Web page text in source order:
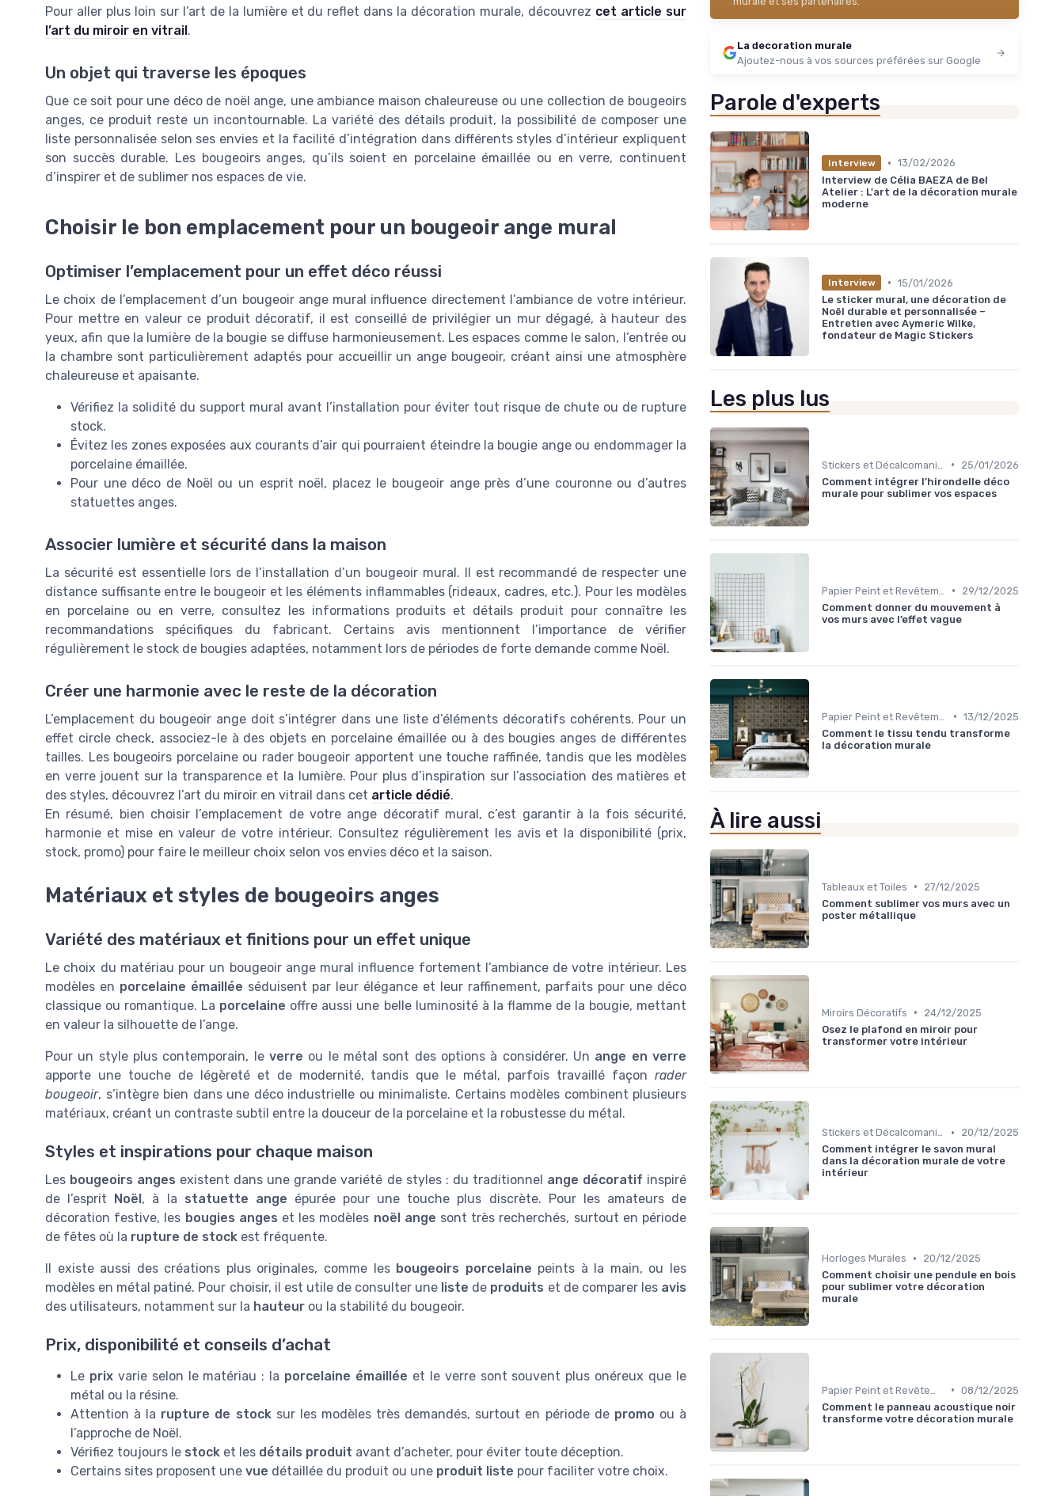
Pour aller plus loin sur l’art de la lumière et du reflet dans la décoration murale, découvrez cet article sur
l’art du miroir en vitrail.
Un objet qui traverse les époques
Que ce soit pour une déco de noël ange, une ambiance maison chaleureuse ou une collection de bougeoirs
anges, ce produit reste un incontournable. La variété des détails produit, la possibilité de composer une
liste personnalisée selon ses envies et la facilité d’intégration dans différents styles d’intérieur expliquent
son succès durable. Les bougeoirs anges, qu’ils soient en porcelaine émaillée ou en verre, continuent
d’inspirer et de sublimer nos espaces de vie.
Choisir le bon emplacement pour un bougeoir ange mural
Optimiser l’emplacement pour un effet déco réussi
Le choix de l’emplacement d’un bougeoir ange mural influence directement l’ambiance de votre intérieur.
Pour mettre en valeur ce produit décoratif, il est conseillé de privilégier un mur dégagé, à hauteur des
yeux, afin que la lumière de la bougie se diffuse harmonieusement. Les espaces comme le salon, l’entrée ou
la chambre sont particulièrement adaptés pour accueillir un ange bougeoir, créant ainsi une atmosphère
chaleureuse et apaisante.
Vérifiez la solidité du support mural avant l’installation pour éviter tout risque de chute ou de rupture
stock.
Évitez les zones exposées aux courants d’air qui pourraient éteindre la bougie ange ou endommager la
porcelaine émaillée.
Pour une déco de Noël ou un esprit noël, placez le bougeoir ange près d’une couronne ou d’autres
statuettes anges.
Associer lumière et sécurité dans la maison
La sécurité est essentielle lors de l’installation d’un bougeoir mural. Il est recommandé de respecter une
distance suffisante entre le bougeoir et les éléments inflammables (rideaux, cadres, etc.). Pour les modèles
en porcelaine ou en verre, consultez les informations produits et détails produit pour connaître les
recommandations spécifiques du fabricant. Certains avis mentionnent l’importance de vérifier
régulièrement le stock de bougies adaptées, notamment lors de périodes de forte demande comme Noël.
Créer une harmonie avec le reste de la décoration
L’emplacement du bougeoir ange doit s’intégrer dans une liste d’éléments décoratifs cohérents. Pour un
effet circle check, associez-le à des objets en porcelaine émaillée ou à des bougies anges de différentes
tailles. Les bougeoirs porcelaine ou rader bougeoir apportent une touche raffinée, tandis que les modèles
en verre jouent sur la transparence et la lumière. Pour plus d’inspiration sur l’association des matières et
des styles, découvrez l’art du miroir en vitrail dans cet article dédié.
En résumé, bien choisir l’emplacement de votre ange décoratif mural, c’est garantir à la fois sécurité,
harmonie et mise en valeur de votre intérieur. Consultez régulièrement les avis et la disponibilité (prix,
stock, promo) pour faire le meilleur choix selon vos envies déco et la saison.
Matériaux et styles de bougeoirs anges
Variété des matériaux et finitions pour un effet unique
Le choix du matériau pour un bougeoir ange mural influence fortement l’ambiance de votre intérieur. Les
modèles en porcelaine émaillée séduisent par leur élégance et leur raffinement, parfaits pour une déco
classique ou romantique. La porcelaine offre aussi une belle luminosité à la flamme de la bougie, mettant
en valeur la silhouette de l’ange.
Pour un style plus contemporain, le verre ou le métal sont des options à considérer. Un ange en verre
apporte une touche de légèreté et de modernité, tandis que le métal, parfois travaillé façon rader
bougeoir, s’intègre bien dans une déco industrielle ou minimaliste. Certains modèles combinent plusieurs
matériaux, créant un contraste subtil entre la douceur de la porcelaine et la robustesse du métal.
Styles et inspirations pour chaque maison
Les bougeoirs anges existent dans une grande variété de styles : du traditionnel ange décoratif inspiré
de l’esprit Noël, à la statuette ange épurée pour une touche plus discrète. Pour les amateurs de
décoration festive, les bougies anges et les modèles noël ange sont très recherchés, surtout en période
de fêtes où la rupture de stock est fréquente.
Il existe aussi des créations plus originales, comme les bougeoirs porcelaine peints à la main, ou les
modèles en métal patiné. Pour choisir, il est utile de consulter une liste de produits et de comparer les avis
des utilisateurs, notamment sur la hauteur ou la stabilité du bougeoir.
Prix, disponibilité et conseils d’achat
Le prixvarie selon le matériau : la porcelaine émaillée et le verre sont souvent plus onéreux que le
métal ou la résine.
Attention à la rupture de stocksur les modèles très demandés, surtout en période de promo ou à
l’approche de Noël.
Vérifiez toujours le stock et les détails produit avant d’acheter, pour éviter toute déception.
Certains sites proposent une vue détaillée du produit ou une produit liste pour faciliter votre choix.
La decoration murale
Ajoutez-nous à vos sources préférées sur Google
Parole d'experts
Interview • 13/02/2026
Interview de Célia BAEZA de Bel
Atelier : L'art de la décoration murale
moderne
Interview • 15/01/2026
Le sticker mural, une décoration de
Noël durable et personnalisée –
Entretien avec Aymeric Wilke,
fondateur de Magic Stickers
Les plus lus
•
25/01/2026
Comment intégrer l’hirondelle déco
murale pour sublimer vos espaces
•
29/12/2025
Comment donner du mouvement à
vos murs avec l’effet vague
• 13/12/2025
Comment le tissu tendu transforme
la décoration murale
À lire aussi
Tableaux et Toiles •
27/12/2025
Comment sublimer vos murs avec un
poster métallique
Miroirs Décoratifs •
24/12/2025
Osez le plafond en miroir pour
transformer votre intérieur
Stickers et Décalcomanies Muraux •
20/12/2025
Comment intégrer le savon mural
dans la décoration murale de votre
intérieur
Horloges Murales •
20/12/2025
Comment choisir une pendule en bois
pour sublimer votre décoration
murale
• 08/12/2025
Comment le panneau acoustique noir
transforme votre décoration murale